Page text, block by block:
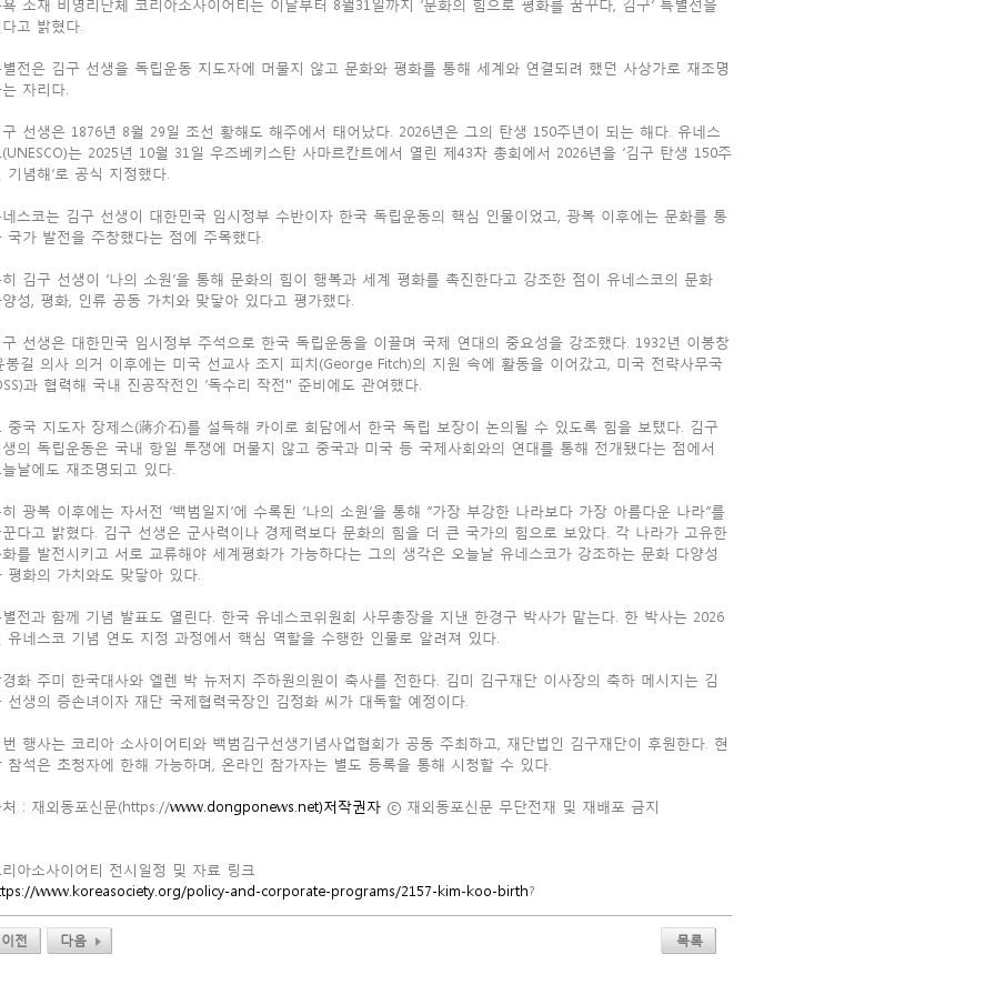
소재 비영리단체 코리아소사이어티는 이날부터 8월31일까지 ‘문화의 힘으로 평화를 꿈꾸다, 김구’ 특별전을
다고 밝혔다.
전은 김구 선생을 독립운동 지도자에 머물지 않고 문화와 평화를 통해 세계와 연결되려 했던 사상가로 재조명
는 자리다.
구 선생은 1876년 8월 29일 조선 황해도 해주에서 태어났다. 2026년은 그의 탄생 150주년이 되는 해다. 유네스
는 2025년 10월 31일 우즈베키스탄 사마르칸트에서 열린 제43차 총회에서 2026년을 ‘김구 탄생 150주
기념해’로 공식 지정했다.
스코는 김구 선생이 대한민국 임시정부 수반이자 한국 독립운동의 핵심 인물이었고, 광복 이후에는 문화를 통
국가 발전을 주창했다는 점에 주목했다.
김구 선생이 ‘나의 소원’을 통해 문화의 힘이 행복과 세계 평화를 촉진한다고 강조한 점이 유네스코의 문화
양성, 평화, 인류 공동 가치와 맞닿아 있다고 평가했다.
구 선생은 대한민국 임시정부 주석으로 한국 독립운동을 이끌며 국제 연대의 중요성을 강조했다. 1932년 이봉창
봉길 의사 의거 이후에는 미국 선교사 조지 피치(George Fitch)의 지원 속에 활동을 이어갔고, 미국 전략사무국
과 협력해 국내 진공작전인 ‘독수리 작전'' 준비에도 관여했다.
중국 지도자 장제스(蔣介石)를 설득해 카이로 회담에서 한국 독립 보장이 논의될 수 있도록 힘을 보탰다. 김구
생의 독립운동은 국내 항일 투쟁에 머물지 않고 중국과 미국 등 국제사회와의 연대를 통해 전개됐다는 점에서
날에도 재조명되고 있다.
광복 이후에는 자서전 ‘백범일지’에 수록된 ‘나의 소원’을 통해 “가장 부강한 나라보다 가장 아름다운 나라”를
다고 밝혔다. 김구 선생은 군사력이나 경제력보다 문화의 힘을 더 큰 국가의 힘으로 보았다. 각 나라가 고유한
를 발전시키고 서로 교류해야 세계평화가 가능하다는 그의 생각은 오늘날 유네스코가 강조하는 문화 다양성
평화의 가치와도 맞닿아 있다.
전과 함께 기념 발표도 열린다. 한국 유네스코위원회 사무총장을 지낸 한경구 박사가 맡는다. 한 박사는 2026
유네스코 기념 연도 지정 과정에서 핵심 역할을 수행한 인물로 알려져 있다.
경화 주미 한국대사와 엘렌 박 뉴저지 주하원의원이 축사를 전한다. 김미 김구재단 이사장의 축하 메시지는 김
선생의 증손녀이자 재단 국제협력국장인 김정화 씨가 대독할 예정이다.
번 행사는 코리아 소사이어티와 백범김구선생기념사업협회가 공동 주최하고, 재단법인 김구재단이 후원한다. 현
참석은 초청자에 한해 가능하며, 온라인 참가자는 별도 등록을 통해 시청할 수 있다.
: 재외동포신문(https://www.dongponews.net)저작권자 ⓒ 재외동포신문 무단전재 및 재배포 금지
아소사이어티 전시일정 및 자료 링크
www.koreasociety.org/policy-and-corporate-programs/2157-kim-koo-birth?
이전 다음 목록